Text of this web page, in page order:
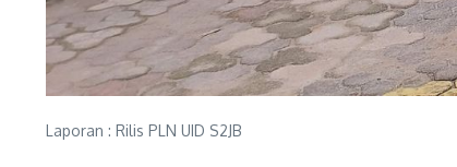
Laporan : Rilis PLN UID S2JB